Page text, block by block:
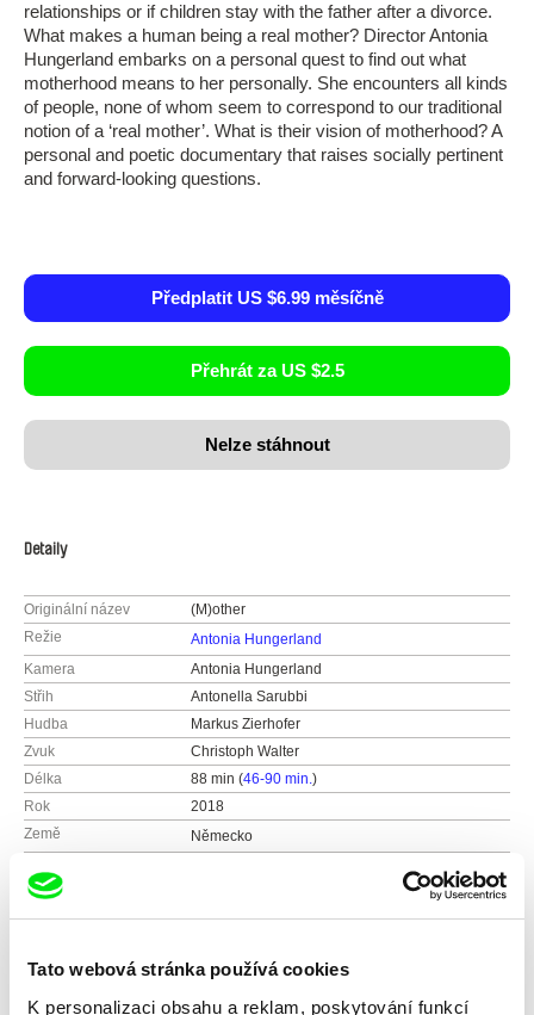
Tato webová stránka používá cookies
K personalizaci obsahu a reklam, poskytování funkcí
relationships or if children stay with the father after a divorce.
What makes a human being a real mother? Director Antonia
Hungerland embarks on a personal quest to find out what
motherhood means to her personally. She encounters all kinds
of people, none of whom seem to correspond to our traditional
notion of a ‘real mother’. What is their vision of motherhood? A
personal and poetic documentary that raises socially pertinent
and forward-looking questions.
Předplatit US $6.99 měsíčně
Přehrát za US $2.5
Nelze stáhnout
Detaily
Originální název
(M)other
Režie
Antonia Hungerland
Kamera
Antonia Hungerland
Střih
Antonella Sarubbi
Hudba
Markus Zierhofer
Zvuk
Christoph Walter
Délka
88 min (46-90 min.)
Rok
2018
Země
Německo
Distribuce
e-mail:
Berlin Feminist Film Week, Germany 2019
Achtung Berlin, Germany 2019